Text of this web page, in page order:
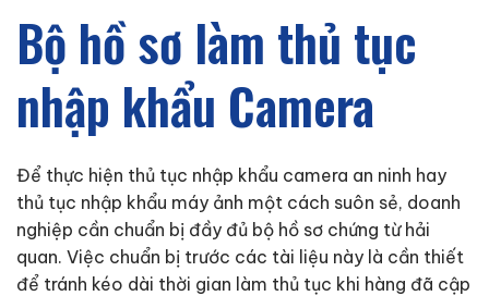
Bộ hồ sơ làm thủ tục
nhập khẩu Camera
Để thực hiện thủ tục nhập khẩu camera an ninh hay
thủ tục nhập khẩu máy ảnh một cách suôn sẻ, doanh
nghiệp cần chuẩn bị đầy đủ bộ hồ sơ chứng từ hải
quan. Việc chuẩn bị trước các tài liệu này là cần thiết
để tránh kéo dài thời gian làm thủ tục khi hàng đã cập